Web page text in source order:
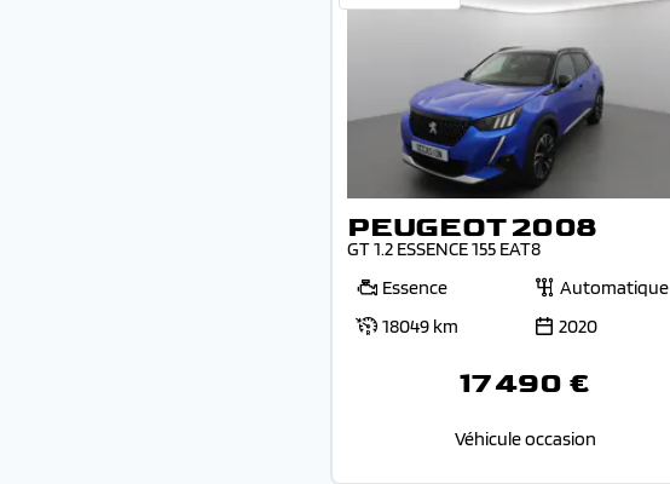
PEUGEOT 2008
GT 1.2 ESSENCE 155 EAT8
Essence
Automatique
18049 km
2020
17 490 €
Véhicule occasion